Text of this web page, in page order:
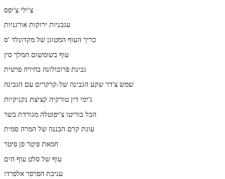
צ'ילי צ'יפס
עגבניות ירוקות אורגניות
כריך העוף המטוגן של מקדונלד 'ס
עוף בשומשום המלך סין
גבינת פרובולונה בחירה פרטית
שמש צ'דר שקע הגבינה של-קרקרים עם הגבינה
ג'ימי דין טורקיה קציצת נקניקיות
הכל בוריטו צ'יפוטלה מגורדת בשר
עוגת קרם הבננה של המרה סמית
חמאת פיטר פן פיטר
עוף של סלט עוף הים
עניבת הפרפר אלפרדו